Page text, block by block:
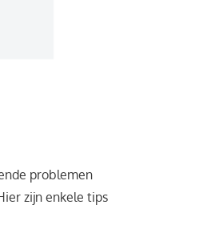
problemen
zijn enkele tips